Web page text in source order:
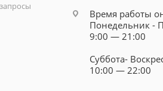
Время работы
Понедельник -
9:00 — 21:00
Суббота-
10:00 — 22:00